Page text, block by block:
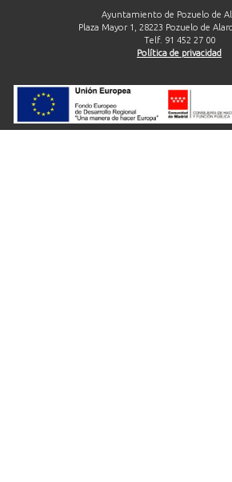
INFORMACIÓN MUNICIPAL
AYUDA
Ayuntamiento de Pozuelo de
Plaza Mayor 1, 28223 Pozuelo de
Telf. 91 452 27 00
Política de privacidad